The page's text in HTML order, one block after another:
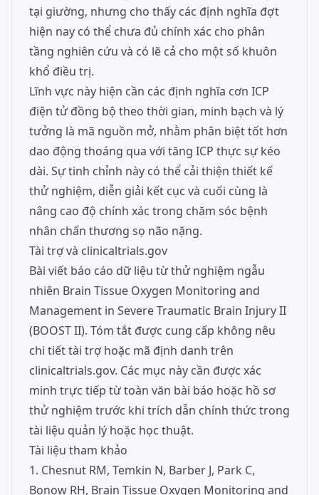
tại giường, nhưng cho thấy các định nghĩa đợt
hiện nay có thể chưa đủ chính xác cho phân
tầng nghiên cứu và có lẽ cả cho một số khuôn
khổ điều trị.
Lĩnh vực này hiện cần các định nghĩa cơn ICP
điện tử đồng bộ theo thời gian, minh bạch và lý
tưởng là mã nguồn mở, nhằm phân biệt tốt hơn
dao động thoáng qua với tăng ICP thực sự kéo
dài. Sự tinh chỉnh này có thể cải thiện thiết kế
thử nghiệm, diễn giải kết cục và cuối cùng là
nâng cao độ chính xác trong chăm sóc bệnh
nhân chấn thương sọ não nặng.
Tài trợ và clinicaltrials.gov
Bài viết báo cáo dữ liệu từ thử nghiệm ngẫu
nhiên Brain Tissue Oxygen Monitoring and
Management in Severe Traumatic Brain Injury II
(BOOST II). Tóm tắt được cung cấp không nêu
chi tiết tài trợ hoặc mã định danh trên
clinicaltrials.gov. Các mục này cần được xác
minh trực tiếp từ toàn văn bài báo hoặc hồ sơ
thử nghiệm trước khi trích dẫn chính thức trong
tài liệu quản lý hoặc học thuật.
Tài liệu tham khảo
1. Chesnut RM, Temkin N, Barber J, Park C,
Bonow RH, Brain Tissue Oxygen Monitoring and